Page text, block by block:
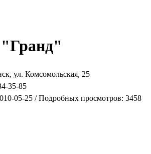
ул. Комсомольская, 25
35-85
05-25 / Подробных просмотров: 3458